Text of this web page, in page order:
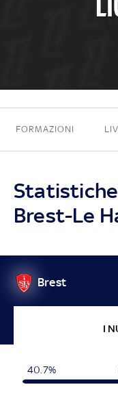
FORMAZIONI
Brest-Le
Brest
I
40.7%